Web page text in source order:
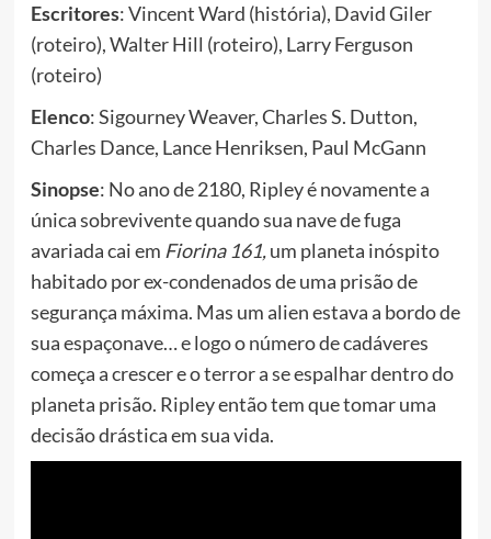
Escritores: Vincent Ward (história), David Giler
(roteiro), Walter Hill (roteiro), Larry Ferguson
(roteiro)
Elenco: Sigourney Weaver, Charles S. Dutton,
Charles Dance, Lance Henriksen, Paul McGann
Sinopse: No ano de 2180, Ripley é novamente a
única sobrevivente quando sua nave de fuga
avariada cai em Fiorina 161,um planeta inóspito
habitado por ex-condenados de uma prisão de
segurança máxima. Mas um alien estava a bordo de
sua espaçonave… e logo o número de cadáveres
começa a crescer e o terror a se espalhar dentro do
planeta prisão. Ripley então tem que tomar uma
decisão drástica em sua vida.